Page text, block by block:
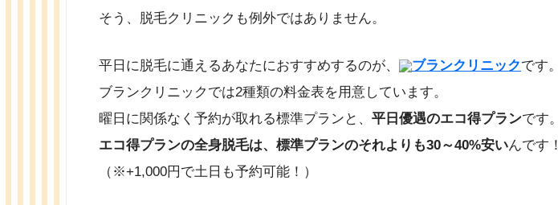
そう、脱毛クリニックも例外ではありません。
平日に脱毛に通えるあなたにおすすめするのが、 ブランクリニックです。
ブランクリニックでは2種類の料金表を用意しています。
曜日に関係なく予約が取れる標準プランと、 平日優遇のエコ得プランです。
エコ得プランの全身脱毛は、標準プランのそれよりも30～40%安いんです！
（※+1,000円で土日も予約可能！）